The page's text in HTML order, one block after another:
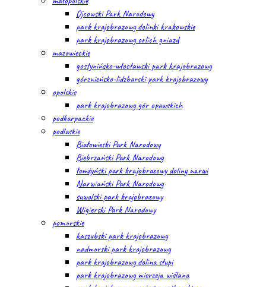
Ojcowski Park Narodowy
park krajobrazowy dolinki krakowskie
park krajobrazowy orlich gniazd
mazowieckie
gostynińsko-włocławski park krajobrazowy
górznieńsko-lidzbarski park krajobrazowy
opolskie
park krajobrazowy gór opawskich
podkarpackie
podlaskie
Białowieski Park Narodowy
Biebrzański Park Narodowy
łomżyński park krajobrazowy doliny narwi
Narwiański Park Narodowy
suwalski park krajobrazowy
Wigierski Park Narodowy
pomorskie
kaszubski park krajobrazowy
nadmorski park krajobrazowy
park krajobrazowy dolina słupi
park krajobrazowy mierzeja wiślana